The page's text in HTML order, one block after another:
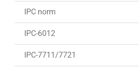
IPC norm
IPC-6012
IPC-7711/7721